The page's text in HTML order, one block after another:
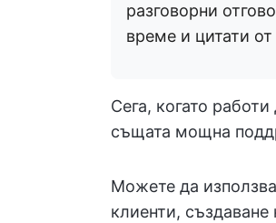
разговорни
време и цитати
Сега, когато
същата мощна
Можете да
клиенти,